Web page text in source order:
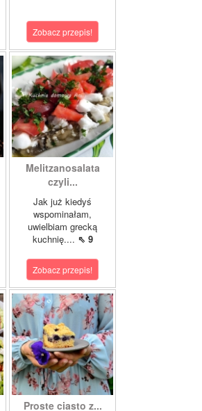
Zobacz przepis!
Melitzanosalata
czyli...
Jak już kiedyś
wspominałam,
uwielbiam grecką
kuchnię.... ⇖ 9
Zobacz przepis!
Proste ciasto z...